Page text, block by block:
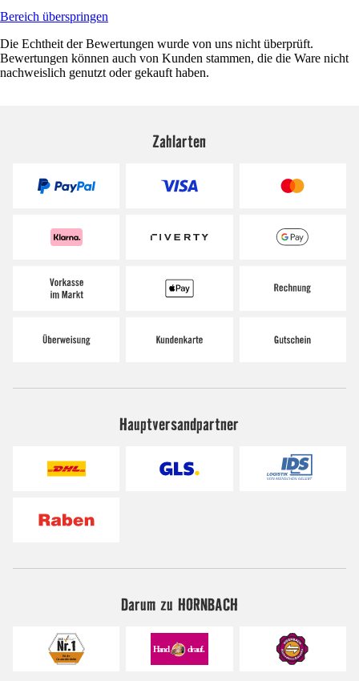
Bereich überspringen
Die Echtheit der Bewertungen wurde von uns nicht überprüft.
Bewertungen können auch von Kunden stammen, die die Ware nicht
nachweislich genutzt oder gekauft haben.
Zahlarten
Hauptversandpartner
Darum zu HORNBACH